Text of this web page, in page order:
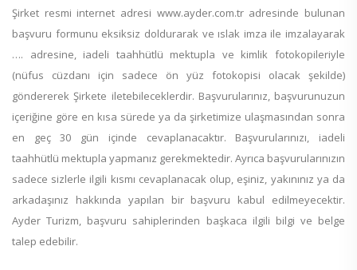
Şirket resmi internet adresi www.ayder.com.tr adresinde bulunan
başvuru formunu eksiksiz doldurarak ve ıslak imza ile imzalayarak
…. adresine, iadeli taahhütlü mektupla ve kimlik fotokopileriyle
(nüfus cüzdanı için sadece ön yüz fotokopisi olacak şekilde)
göndererek Şirkete iletebileceklerdir. Başvurularınız, başvurunuzun
içeriğine göre en kısa sürede ya da şirketimize ulaşmasından sonra
en geç 30 gün içinde cevaplanacaktır. Başvurularınızı, iadeli
taahhütlü mektupla yapmanız gerekmektedir. Ayrıca başvurularınızın
sadece sizlerle ilgili kısmı cevaplanacak olup, eşiniz, yakınınız ya da
arkadaşınız hakkında yapılan bir başvuru kabul edilmeyecektir.
Ayder Turizm, başvuru sahiplerinden başkaca ilgili bilgi ve belge
talep edebilir.